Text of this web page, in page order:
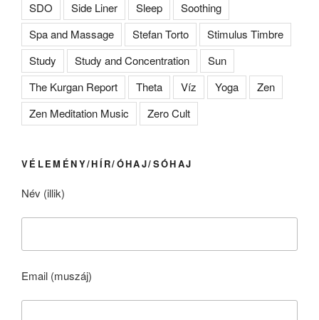
SDO Side Liner Sleep
Soothing
Spa and Massage
Stefan Torto
Stimulus Timbre
Study
Study and Concentration
Sun
The Kurgan Report
Theta Víz Yoga
Zen
Zen Meditation Music
Zero Cult
VÉLEMÉNY/HÍR/ÓHAJ/SÓHAJ
Név (illik)
Email (muszáj)